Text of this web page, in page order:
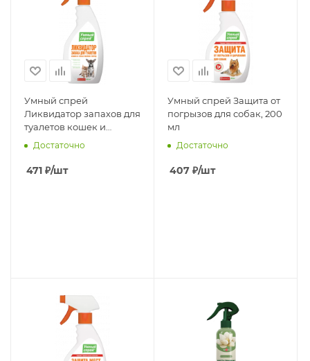
Умный спрей
Ликвидатор запахов для
туалетов кошек и
мелких пород собак,
500 мл
Достаточно
471 ₽/шт
Умный спрей Защита от
погрызов для собак, 200
мл
Достаточно
407 ₽/шт